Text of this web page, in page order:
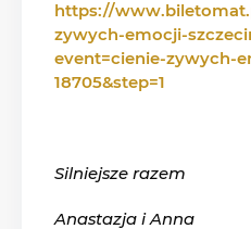
https://
zywych-emocji-
event=cienie-zywych-
18705&step=1
Silniejsze razem
Anastazja i Anna